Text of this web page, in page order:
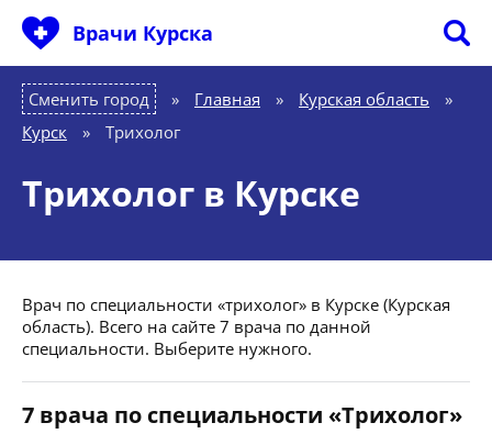
Врачи Курска
Сменить город Главная » Курская область
»
Курск
» Трихолог
Трихолог в Курске
Врач по специальности «трихолог» в Курске (Курская
область). Всего на сайте 7 врача по данной
специальности. Выберите нужного.
7 врача по специальности «Трихолог»